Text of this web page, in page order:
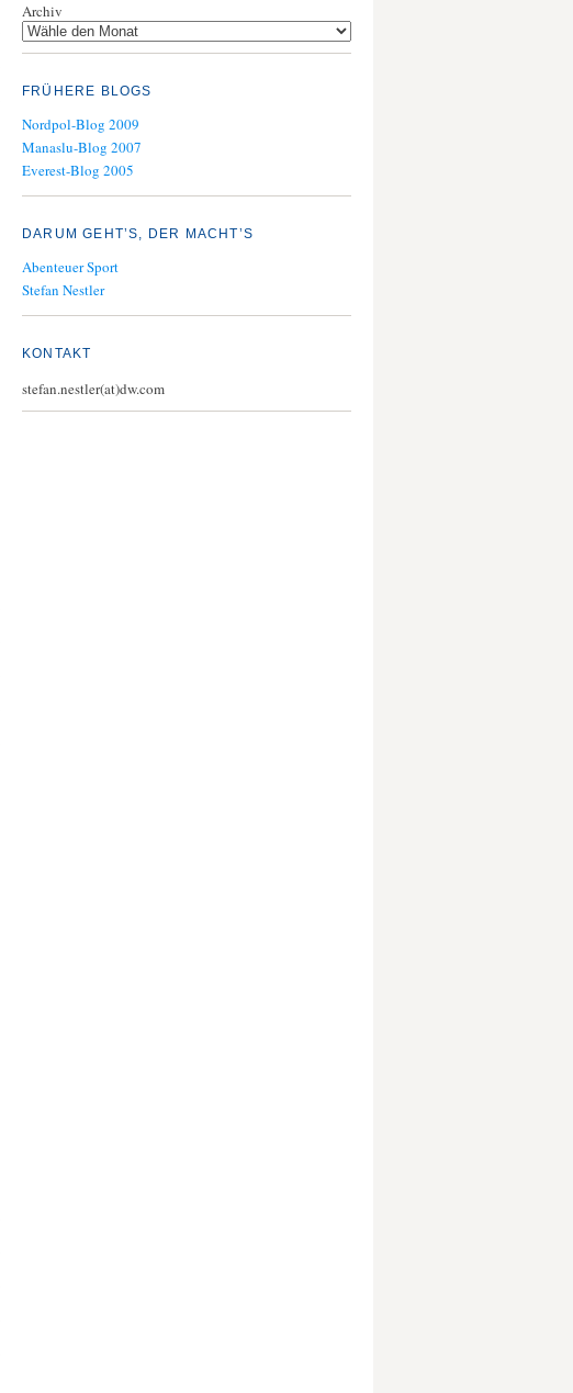
Archiv
FRÜHERE BLOGS
Nordpol-Blog 2009
Manaslu-Blog 2007
Everest-Blog 2005
DARUM GEHT’S, DER MACHT’S
Abenteuer Sport
Stefan Nestler
KONTAKT
stefan.nestler(at)dw.com